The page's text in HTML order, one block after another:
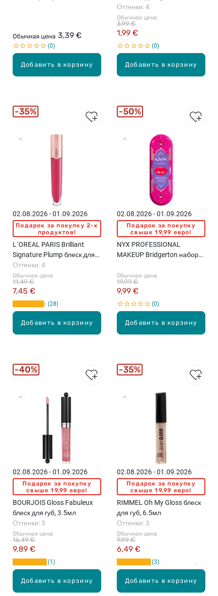
Добавить в корзину
Обычная цена 3,39 €
0
Добавить в корзину
Обычная цена
1,99 €
3,99 €
Оттенки: 4
0
Добавить в корзину
02.08.2026 - 01.09.2026
Подарок за покупку 2-x
продуктов!
L`OREAL PARIS Brilliant
Signature Plump блеск для
губ, 7мл
Обычная цена
7,45 €
11,49 €
Оттенки: 4
28
35%
Добавить в корзину
02.08.2026 - 01.09.2026
Подарок за покупку
свыше 19,99 евро!
NYX PROFESSIONAL
MAKEUP Bridgerton набор
Rumour Has It
Обычная цена
9,99 €
19,99 €
0
50%
Добавить в корзину
02.08.2026 - 01.09.2026
Подарок за покупку
свыше 19,99 евро!
BOURJOIS Gloss Fabuleux
блеск для губ, 3.5мл
Обычная цена
9,89 €
16,49 €
Оттенки: 3
1
40%
Добавить в корзину
02.08.2026 - 01.09.2026
Подарок за покупку
свыше 19,99 евро!
RIMMEL Oh My Gloss блеск
для губ, 6.5мл
Обычная цена
6,49 €
9,99 €
Оттенки: 3
3
35%